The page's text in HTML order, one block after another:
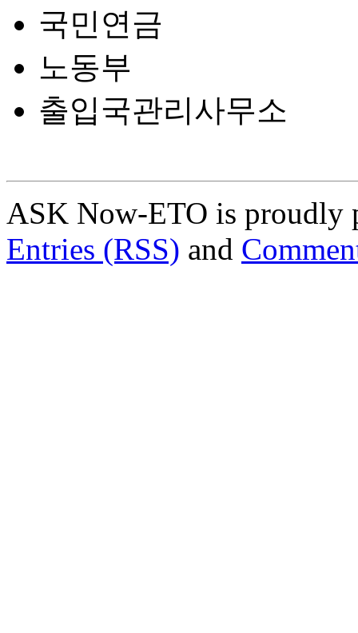
국민연금
노동부
출입국관리사무소
ASK Now-ETO is proudly
Entries (RSS) and